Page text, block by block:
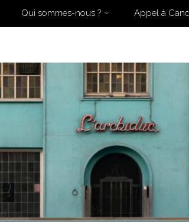
Skip
content
Qui sommes-nous ? Appel à
HomePosts